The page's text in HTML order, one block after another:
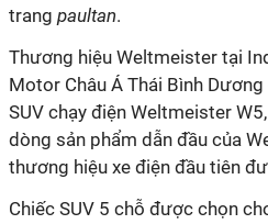
trang paultan.
Thương hiệu Weltmeister tại
Motor Châu Á Thái Bình
SUV chạy điện Weltmeister
dòng sản phẩm dẫn đầu của
thương hiệu xe điện đầu tiên
Chiếc SUV 5 chỗ được chọn